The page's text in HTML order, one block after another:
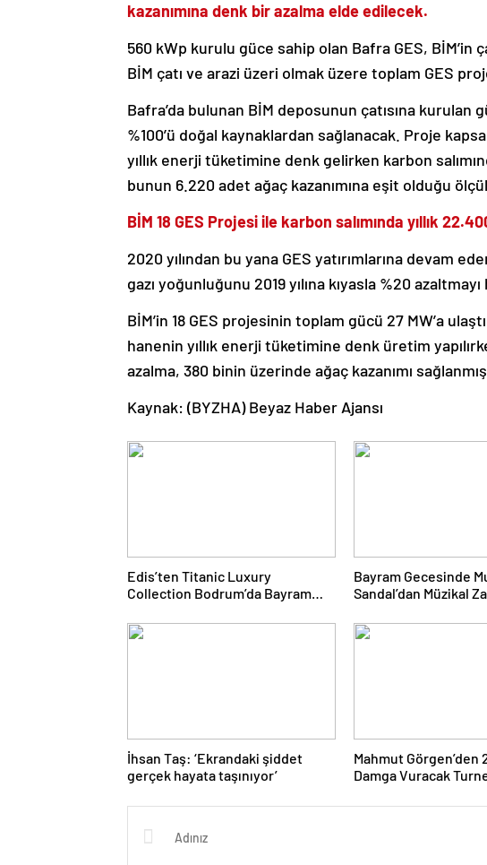
kazanımına denk bir azalma elde edilecek.
560 kWp kurulu güce sahip olan Bafra GES, BİM’in
BİM çatı ve arazi üzeri olmak üzere toplam GES
Bafra’da bulunan BİM deposunun çatısına
%100’ü doğal kaynaklardan sağlanacak. Proje
yıllık enerji tüketimine denk gelirken karbon
bunun 6.220 adet ağaç kazanımına eşit olduğu
BİM 18 GES Projesi ile karbon salımında yıllık
2020 yılından bu yana GES yatırımlarına devam
gazı yoğunluğunu 2019 yılına kıyasla %20
BİM’in 18 GES projesinin toplam gücü 27 MW’a
hanenin yıllık enerji tüketimine denk üretim
azalma, 380 binin üzerinde ağaç kazanımı
Kaynak: (BYZHA) Beyaz Haber Ajansı
Edis’ten Titanic Luxury
Collection Bodrum’da Bayram
Performans
Bayram Gecesinde
Sandal’dan Müzikal
İhsan Taş: ‘Ekrandaki şiddet
gerçek hayata taşınıyor’
Mahmut Görgen’den
Damga Vuracak